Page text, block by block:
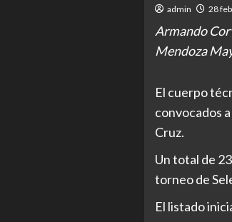
admin 28
Armando
Mendoza
El cuerpo
convocados
Cruz.
Un total de
torneo de
El listado